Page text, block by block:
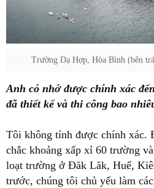
Trường Dạ Hợp, Hòa Bình (bên
Anh có nhớ được chính xác
đã thiết kế và thi công bao
Tôi không tính được chính xác.
chắc khoảng xấp xỉ 60 trường
loạt trường ở Đăk Lăk, Huế,
trước, chúng tôi chủ yếu làm